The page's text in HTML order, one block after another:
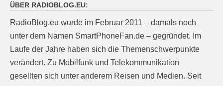
ÜBER RADIOBLOG.EU:
RadioBlog.eu wurde im Februar 2011 – damals noch
unter dem Namen SmartPhoneFan.de – gegründet. Im
Laufe der Jahre haben sich die Themenschwerpunkte
verändert. Zu Mobilfunk und Telekommunikation
gesellten sich unter anderem Reisen und Medien. Seit